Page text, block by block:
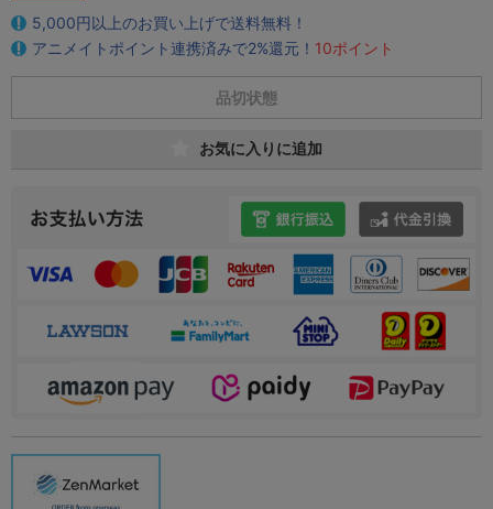
5,000円以上のお買い上げで送料無料！
アニメイトポイント連携済みで2%還元！ 10ポイント
品切状態
お気に入りに追加